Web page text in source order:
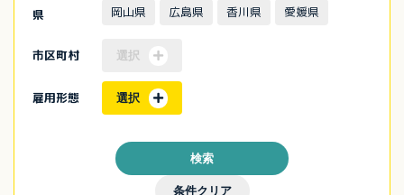
県 岡山県 広島県 香川県 愛媛県
市区町村 選択
雇用形態 選択
条件クリア
検索